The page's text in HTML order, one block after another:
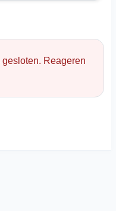
Reageren